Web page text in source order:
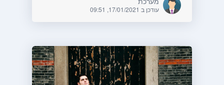
עודכן ב 17/01/2021, 09:51